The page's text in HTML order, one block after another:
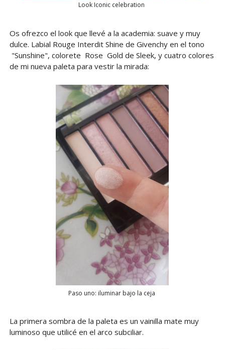
Look Iconic celebration
Os ofrezco el look que llevé a la academia: suave y muy
dulce. Labial Rouge Interdit Shine de Givenchy en el tono
"Sunshine", colorete Rose Gold de Sleek, y cuatro colores
de mi nueva paleta para vestir la mirada:
Paso uno: iluminar bajo la ceja
La primera sombra de la paleta es un vainilla mate muy
luminoso que utilicé en el arco subciliar.